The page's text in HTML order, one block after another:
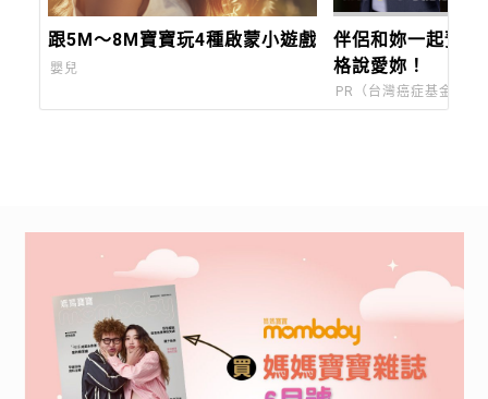
跟5M～8M寶寶玩4種啟蒙小遊戲
嬰兒
伴侶和妳一起預防
格說愛妳！
PR（台灣癌症基金會）